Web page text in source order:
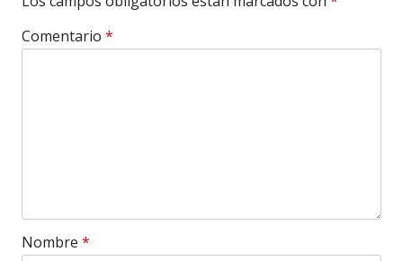
Comentario *
Nombre *